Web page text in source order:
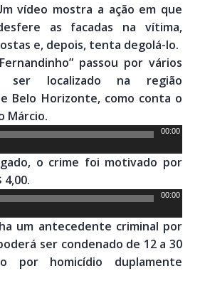
vídeo mostra a ação em que
as facadas na vítima,
e, depois, tenta degolá-lo.
passou por vários
ser localizado na região
Belo Horizonte, como conta o
Márcio.
00:00
o crime foi motivado por
4,00.
00:00
um antecedente criminal por
ser condenado de 12 a 30
por homicídio duplamente